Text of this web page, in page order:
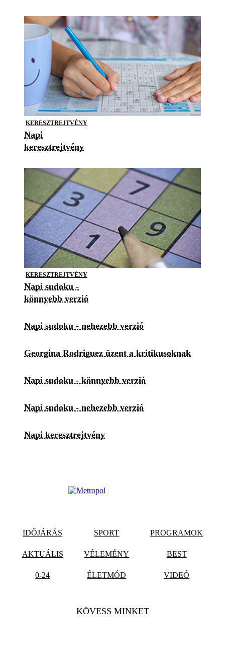
KERESZTREJTVÉNY
Napi
keresztrejtvény
KERESZTREJTVÉNY
Napi sudoku -
könnyebb verzió
Napi sudoku - nehezebb verzió
Georgina Rodriguez üzent a kritikusoknak
Napi sudoku - könnyebb verzió
Napi sudoku - nehezebb verzió
Napi keresztrejtvény
IDŐJÁRÁS SPORT PROGRAMOK
AKTUÁLIS VÉLEMÉNY BEST
0-24 ÉLETMÓD VIDEÓ
KÖVESS MINKET